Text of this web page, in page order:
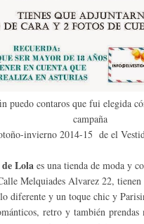
puedo contaros que fui elegida
campaña
invierno 2014-15 de el
Lola es una tienda de moda y
Melquiades Alvarez 22,
diferente y un toque chic y
retro y también prendas